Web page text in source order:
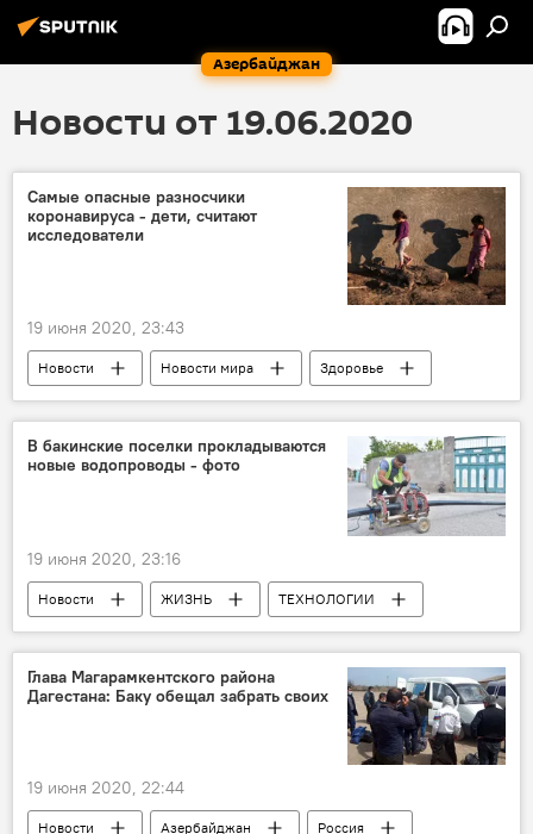
Азербайджан
Новости от 19.06.2020
Cамые опасные разносчики
коронавируса - дети, считают
исследователи
19 июня 2020, 23:43
Новости Новости мира
Здоровье
ЖИЗНЬ
Коронавирус
дети
Заражение
В бакинские поселки прокладываются
новые водопроводы - фото
19 июня 2020, 23:16
Новости ЖИЗНЬ
ТЕХНОЛОГИИ
Экономика
Баку
ОАО Azərsu
поселки
водопроводные линии
Глава Магарамкентского района
Дагестана: Баку обещал забрать своих
19 июня 2020, 22:44
Новости Азербайджан
Россия